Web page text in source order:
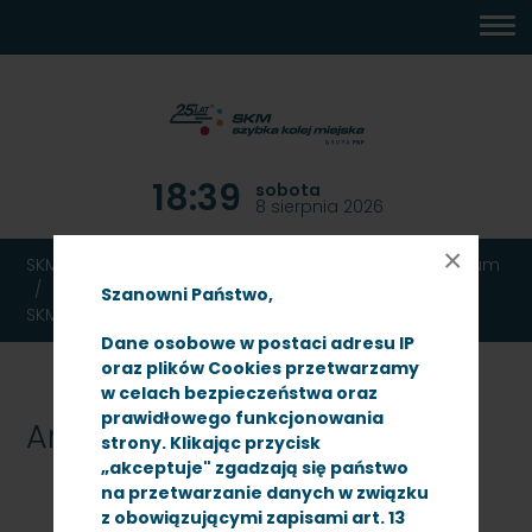
Szanowni Państwo,
Dane osobowe w postaci adresu IP
oraz plików Cookies przetwarzamy
w celach bezpieczeństwa oraz
prawidłowego funkcjonowania
strony. Klikając przycisk
„akceptuje" zgadzają się państwo
na przetwarzanie danych w związku
z obowiązującymi zapisami art. 13
×
DOSTĘPNOŚCI
18:39 sobota
8 sierpnia 2026
SKM TRÓJMIASTO
Archiwum
Przetarg nieograniczony na Modernizację peronu
SKM na stacji Gdynia Orłowo
Archiwum